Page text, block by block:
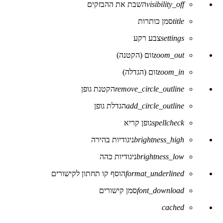
של
visibility_offהשבת את ההבזקים
titleסמן כותרות
settingsצבע רקע
zoom_outזום (הקטנה)
zoom_inזום (הגדלה)
remove_circle_outlineהקטנת גופן
add_circle_outlineהגדלת גופן
spellcheckגופן קריא
brightness_highניגודיות בהירה
brightness_lowניגודיות כהה
format_underlinedהוסף קו תחתון לקישורים
font_downloadסמן קישורים
לאפס
cached